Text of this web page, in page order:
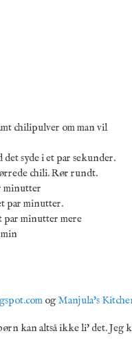
chilipulver om man vil
syde i et par sekunder.
chili. Rør rundt.
minutter
par minutter.
par minutter mere
og Manjula's
kan altså ikke li' det. Jeg